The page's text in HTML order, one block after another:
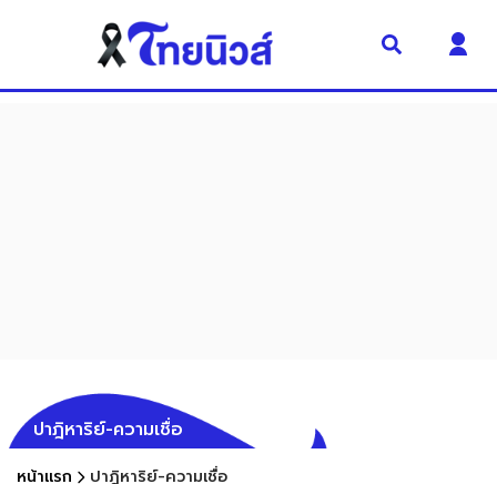
ปาฎิหาริย์-ความเชื่อ
หน้าแรก ปาฎิหาริย์-ความเชื่อ